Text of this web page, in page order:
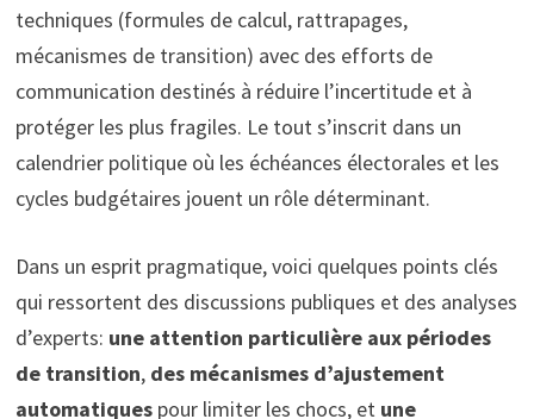
techniques (formules de calcul, rattrapages,
mécanismes de transition) avec des efforts de
communication destinés à réduire l’incertitude et à
protéger les plus fragiles. Le tout s’inscrit dans un
calendrier politique où les échéances électorales et les
cycles budgétaires jouent un rôle déterminant.
Dans un esprit pragmatique, voici quelques points clés
qui ressortent des discussions publiques et des analyses
d’experts: une attention particulière aux périodes
de transition, des mécanismes d’ajustement
automatiquespour limiter les chocs, et une